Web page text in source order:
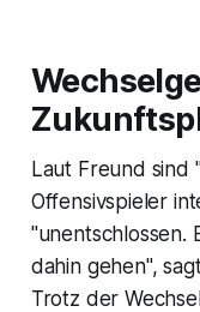
Laut Freund sind
Offensivspieler
"unentschlossen.
dahin gehen",
Trotz der